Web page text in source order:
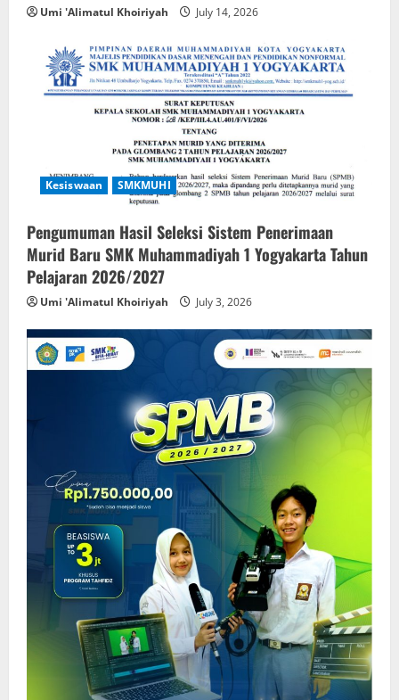
Umi 'Alimatul Khoiriyah July 14, 2026
Kesiswaan SMKMUHI
Pengumuman Hasil Seleksi Sistem Penerimaan
Murid Baru SMK Muhammadiyah 1 Yogyakarta Tahun
Pelajaran 2026/2027
Umi 'Alimatul Khoiriyah July 3, 2026